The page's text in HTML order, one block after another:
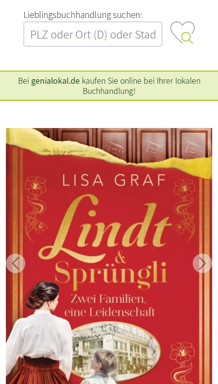
L‍i‍e‍b‍l‍i‍n‍g‍s‍b‍u‍c‍h‍h‍a‍n‍d‍l‍u‍n‍g‍ ‍s‍u‍c‍h‍e‍n‍:‍
Bei genialokal.de kaufen Sie online bei Ihrer lokalen
Buchhandlung!
Zurück